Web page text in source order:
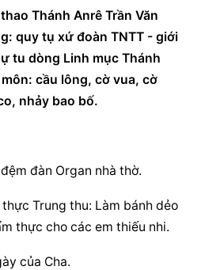
Thánh Anrê Trần Văn
quy tụ xứ đoàn TNTT - giới
tu dòng Linh mục Thánh
cầu lông, cờ vua, cờ
nhảy bao bố.
đàn Organ nhà thờ.
Trung thu: Làm bánh dẻo
thực cho các em thiếu nhi.
của Cha.